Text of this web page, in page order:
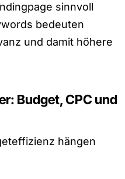
sinnvoll
bedeuten
und damit höhere
Budget, CPC und
hängen